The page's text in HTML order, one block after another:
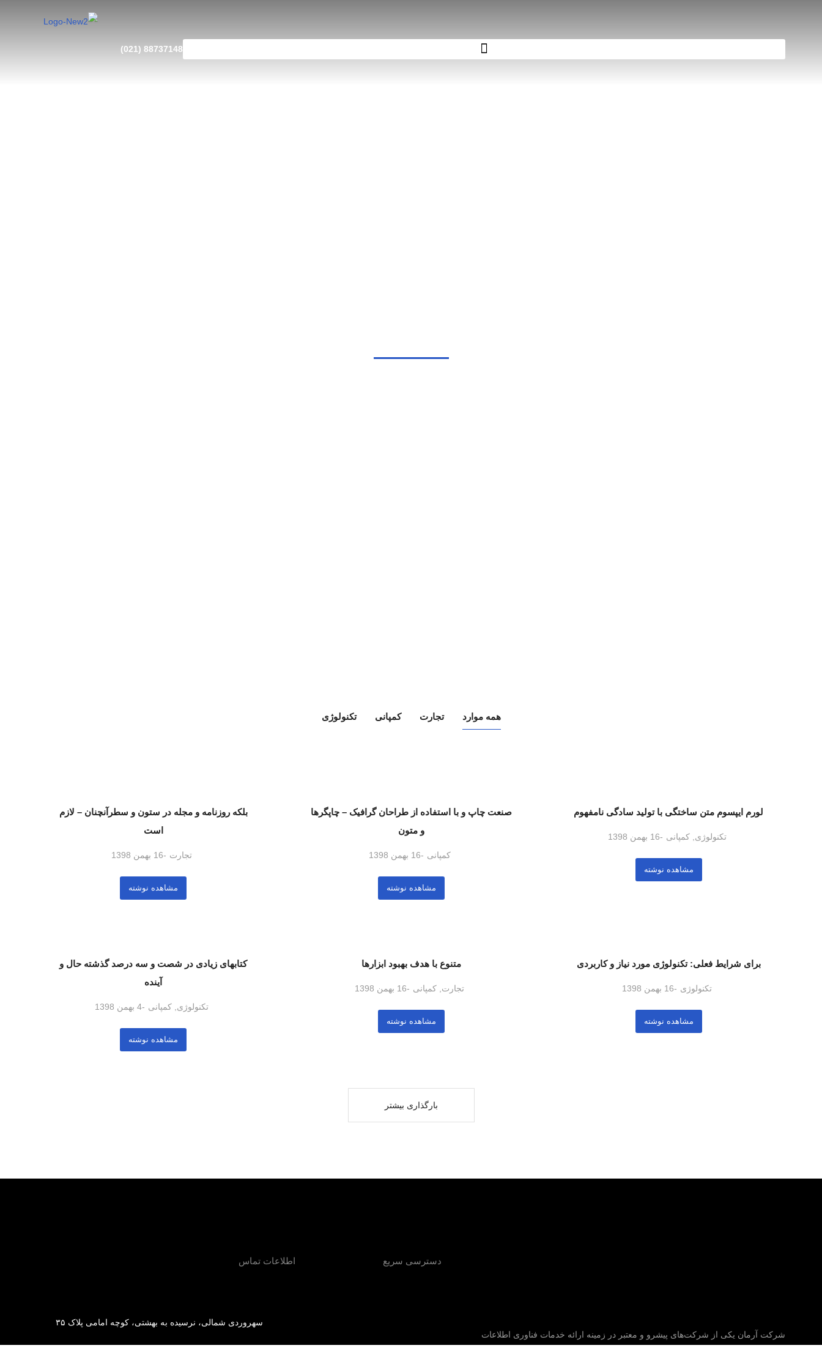
88737148 (021)
همه موارد تجارت کمپانی تکنولوژی
لورم ایپسوم متن ساختگی با تولید سادگی نامفهوم
تکنولوژی ,کمپانی 16 بهمن 1398
مشاهده نوشته
صنعت چاپ و با استفاده از طراحان گرافیک – چاپگرها
و متون
کمپانی 16 بهمن 1398
مشاهده نوشته
بلکه روزنامه و مجله در ستون و سطرآنچنان – لازم
است
تجارت 16 بهمن 1398
مشاهده نوشته
برای شرایط فعلی: تکنولوژی مورد نیاز و کاربردی
تکنولوژی 16 بهمن 1398
مشاهده نوشته
متنوع با هدف بهبود ابزارها
تجارت کمپانی 16 بهمن 1398
مشاهده نوشته
کتابهای زیادی در شصت و سه درصد گذشته حال و
آینده
تکنولوژی کمپانی 4 بهمن 1398
مشاهده نوشته
بارگذاری بیشتر
شرکت آرمان یکی از شرکت‌های پیشرو و معتبر در زمینه ارائه خدمات فناوری اطلاعات
دسترسی سریع اطلاعات تماس
سهروردی شمالی، نرسیده به بهشتی، کوچه امامی پلاک ۳۵